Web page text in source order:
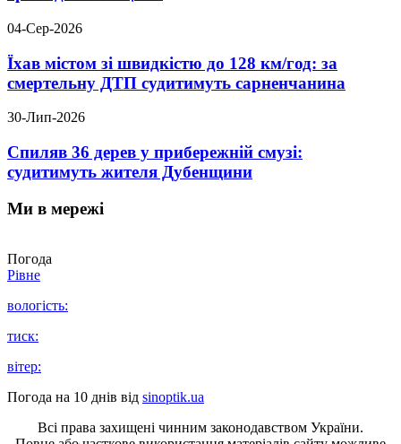
04-Сер-2026
Їхав містом зі швидкістю до 128 км/год: за
смертельну ДТП судитимуть сарненчанина
30-Лип-2026
Спиляв 36 дерев у прибережній смузі:
судитимуть жителя Дубенщини
Ми в мережі
Погода
Рівне
вологість:
тиск:
вітер:
Погода на 10 днів від sinoptik.ua
Всі права захищені чинним законодавством України.